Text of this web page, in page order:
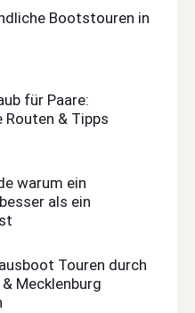
Bootstouren in
für Paare:
Routen & Tipps
warum ein
als ein
Touren durch
Mecklenburg